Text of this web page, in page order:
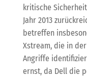
kritische
Jahr 2013
betreffen
Xstream, die in
Angriffe
ernst, da Dell die